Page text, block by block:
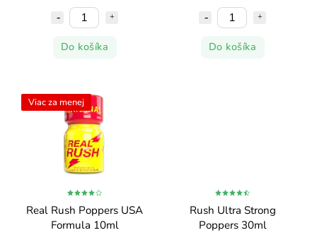
Do košíka Do košíka
Viac za menej
Real Rush Poppers USA
Formula 10ml
Rush Ultra Strong
Poppers 30ml